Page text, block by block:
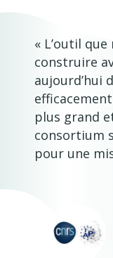
« L’outil
construire
aujourd’hui
plus grand
consortium
pour une